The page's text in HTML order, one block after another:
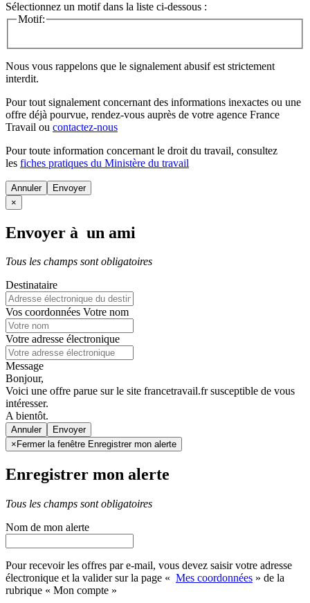
Sélectionnez un motif dans la liste ci-dessous :
Motif:
Nous vous rappelons que le signalement abusif est strictement
interdit.
Pour tout signalement concernant des informations inexactes ou une
offre déjà pourvue, rendez-vous auprès de votre agence France
Travail ou contactez-nous
Pour toute information concernant le droit du travail, consultez
les fiches pratiques du Ministère du travail
Annuler
×
Envoyer à un ami
Tous les champs sont obligatoires
Destinataire
Vos coordonnées Votre nom
Votre adresse électronique
Message
Bonjour,
Voici une offre parue sur le site francetravail.fr susceptible de vous
intéresser.
A bientôt.
Annuler
× Fermer la fenêtre Enregistrer mon alerte
Enregistrer mon alerte
Tous les champs sont obligatoires
Nom de mon alerte
Pour recevoir les offres par e-mail, vous devez saisir votre adresse
électronique et la valider sur la page « Mes coordonnées » de la
rubrique « Mon compte »